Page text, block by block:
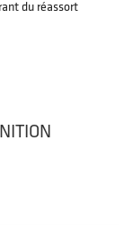
du réassort